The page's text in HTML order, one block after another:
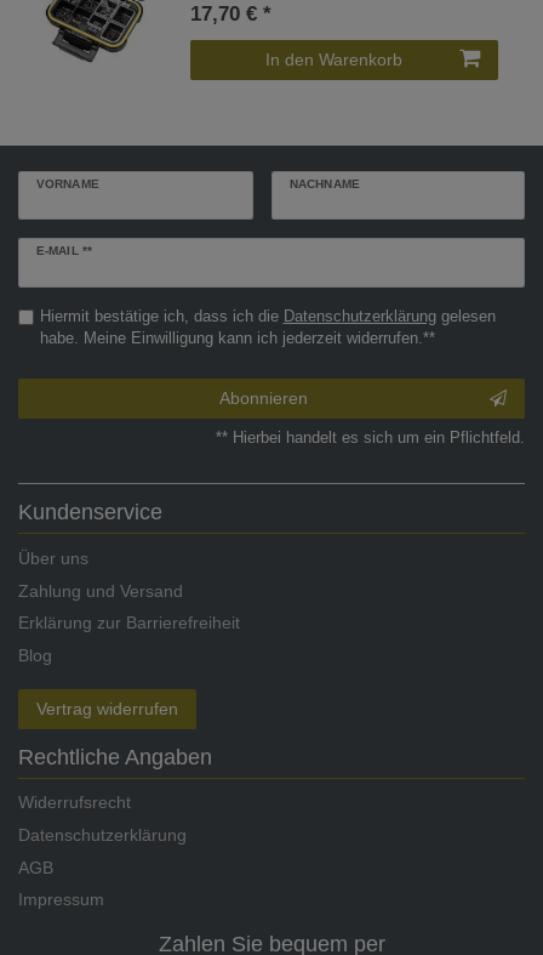
17,70 € *
In den Warenkorb
VORNAME NACHNAME
E-MAIL **
Newsletter
Hiermit bestätige ich, dass ich die Daten­schutz­erklärunggelesen
habe. Meine Einwilligung kann ich jederzeit widerrufen.**
Abonnieren
** Hierbei handelt es sich um ein Pflichtfeld.
Kundenservice
Über uns
Zahlung und Versand
Erklärung zur Barrierefreiheit
Blog
Vertrag widerrufen
Rechtliche Angaben
Widerrufsrecht
Datenschutzerklärung
AGB
Impressum
Zahlen Sie bequem per